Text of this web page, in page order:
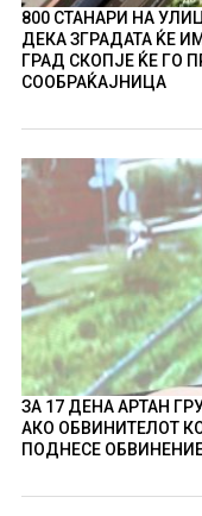
800 СТАНАРИ НА
ДЕКА ЗГРАДАТА ЌЕ
ГРАД СКОПЈЕ ЌЕ ГО
СООБРАЌАЈНИЦА
ЗА 17 ДЕНА АРТАН
АКО ОБВИНИТЕЛОТ
ПОДНЕСЕ